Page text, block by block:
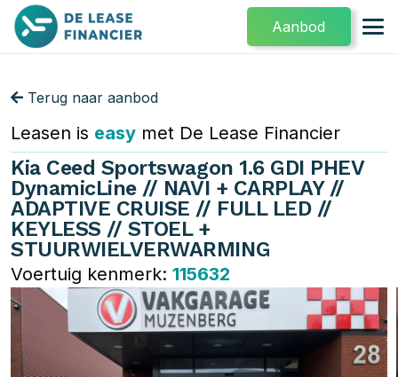
Aanbod
Terug naar aanbod
Leasen is easy met De Lease Financier
Kia Ceed Sportswagon 1.6 GDI PHEV
DynamicLine // NAVI + CARPLAY //
ADAPTIVE CRUISE // FULL LED //
KEYLESS // STOEL +
STUURWIELVERWARMING
Voertuig kenmerk: 115632